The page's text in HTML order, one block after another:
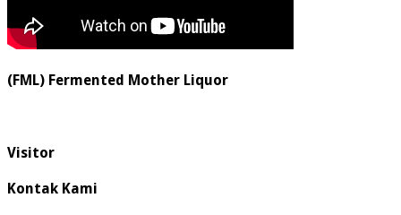
(FML) Fermented Mother Liquor
Visitor
Kontak Kami